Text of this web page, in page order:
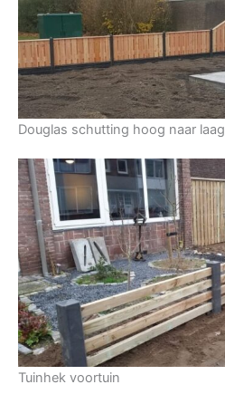
Douglas schutting hoog naar laag
Tuinhek voortuin